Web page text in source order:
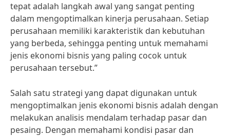
tepat adalah langkah awal yang sangat penting
dalam mengoptimalkan kinerja perusahaan. Setiap
perusahaan memiliki karakteristik dan kebutuhan
yang berbeda, sehingga penting untuk memahami
jenis ekonomi bisnis yang paling cocok untuk
perusahaan tersebut.”
Salah satu strategi yang dapat digunakan untuk
mengoptimalkan jenis ekonomi bisnis adalah dengan
melakukan analisis mendalam terhadap pasar dan
pesaing. Dengan memahami kondisi pasar dan